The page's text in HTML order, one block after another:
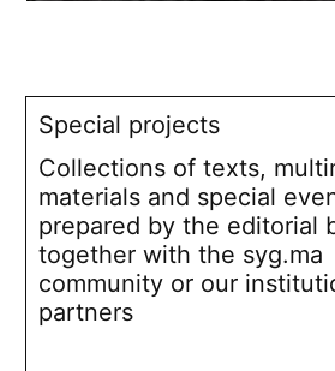
Special projects
Collections of texts,
materials and special
prepared by the editorial
together with the syg.ma
community or our
partners